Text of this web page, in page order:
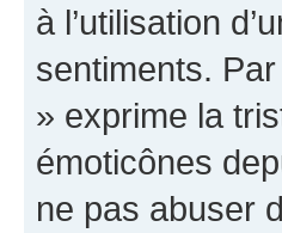
à l’utilisation
sentiments.
» exprime la
émoticônes
ne pas abuser